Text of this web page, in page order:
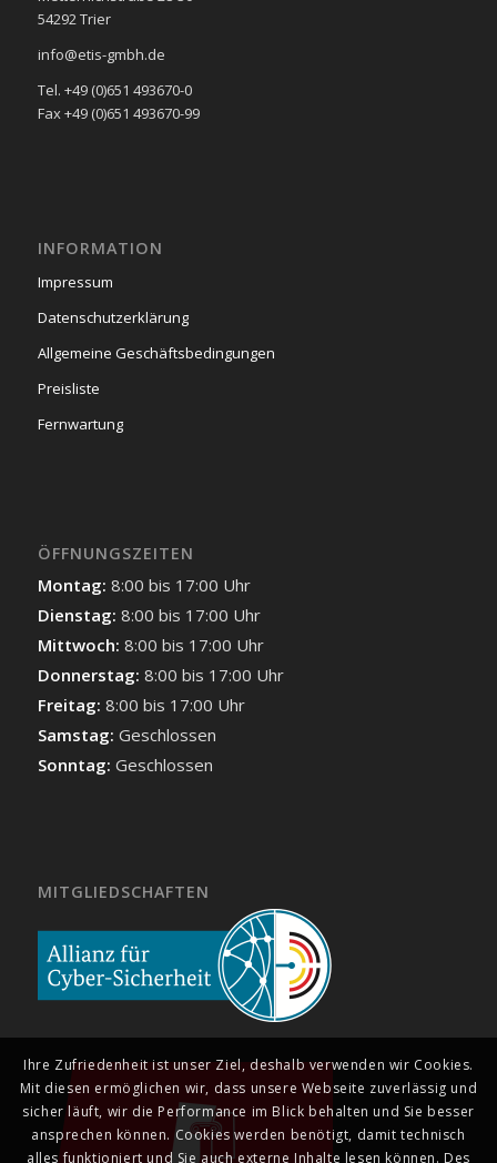
54292 Trier
info@etis-gmbh.de
Tel. +49 (0)651 493670-0
Fax +49 (0)651 493670-99
INFORMATION
Impressum
Datenschutzerklärung
Allgemeine Geschäftsbedingungen
Preisliste
Fernwartung
ÖFFNUNGSZEITEN
Montag: 8:00 bis 17:00 Uhr
Dienstag: 8:00 bis 17:00 Uhr
Mittwoch: 8:00 bis 17:00 Uhr
Donnerstag: 8:00 bis 17:00 Uhr
Freitag: 8:00 bis 17:00 Uhr
Samstag: Geschlossen
Sonntag: Geschlossen
MITGLIEDSCHAFTEN
Ihre Zufriedenheit ist unser Ziel, deshalb verwenden wir Cookies.
Mit diesen ermöglichen wir, dass unsere Webseite zuverlässig und
sicher läuft, wir die Performance im Blick behalten und Sie besser
ansprechen können. Cookies werden benötigt, damit technisch
alles funktioniert und Sie auch externe Inhalte lesen können. Des